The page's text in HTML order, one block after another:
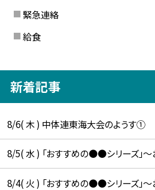
緊急連絡
給食
新着記事
8/6( 木 ) 中体連東海大会のようす①
8/5( 水 ) 「おすすめの●●シリーズ」
8/4( 火 ) 「おすすめの●●シリーズ」